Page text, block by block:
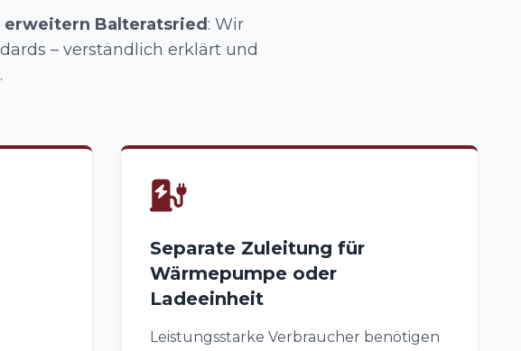
erweitern Balteratsried : Wir
– verständlich erklärt und
Separate Zuleitung für
Wärmepumpe oder
Ladeeinheit
Leistungsstarke Verbraucher benötigen